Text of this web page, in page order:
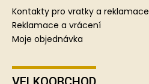
Kontakty pro vratky a reklamace
Reklamace a vrácení
Moje objednávka